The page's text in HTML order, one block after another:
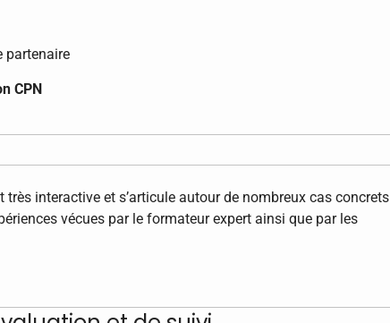
partenaire
CPN
très interactive et s’articule autour de nombreux cas concrets
vécues par le formateur expert ainsi que par les